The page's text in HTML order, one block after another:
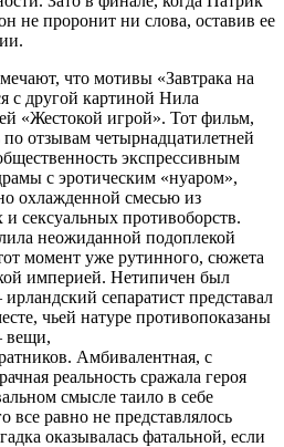
не проронит ни слова, оставив ее
что мотивы «Завтрака на
с другой картиной Нила
«Жестокой игрой». Тот фильм,
отзывам четырнадцатилетней
экспрессивным
с эротическим «нуаром»,
охлажденной смесью из
сексуальных противоборств.
неожиданной подоплекой
момент уже рутинного, сюжета
империей. Нетипичен был
сепаратист представал
чьей натуре противопоказаны
вещи,
Амбивалентная, с
реальность сражала героя
смысле таило в себе
все равно не представлялось
оказывалась фатальной, если